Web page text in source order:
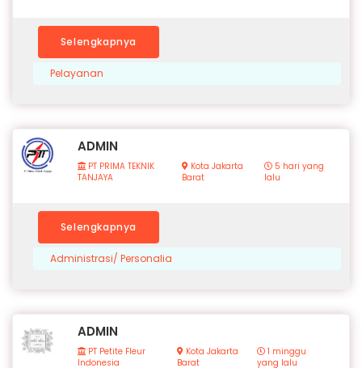
Selengkapnya
Pelayanan
ADMIN
PT PRIMA TEKNIK
TANJAYA
Kota Jakarta
Barat
5 hari yang
lalu
Selengkapnya
Administrasi/ Personalia
ADMIN
PT Petite Fleur
Indonesia
Kota Jakarta
Barat
1 minggu
yang lalu